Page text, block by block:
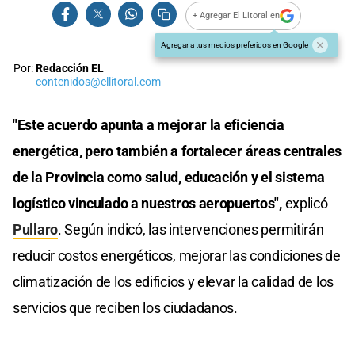
+ Agregar El Litoral en
Agregar a tus medios preferidos en Google
Por:Redacción EL
contenidos@ellitoral.com
"Este acuerdo apunta a mejorar la eficiencia
energética, pero también a fortalecer áreas centrales
de la Provincia como salud, educación y el sistema
logístico vinculado a nuestros aeropuertos",explicó
Pullaro. Según indicó, las intervenciones permitirán
reducir costos energéticos, mejorar las condiciones de
climatización de los edificios y elevar la calidad de los
servicios que reciben los ciudadanos.